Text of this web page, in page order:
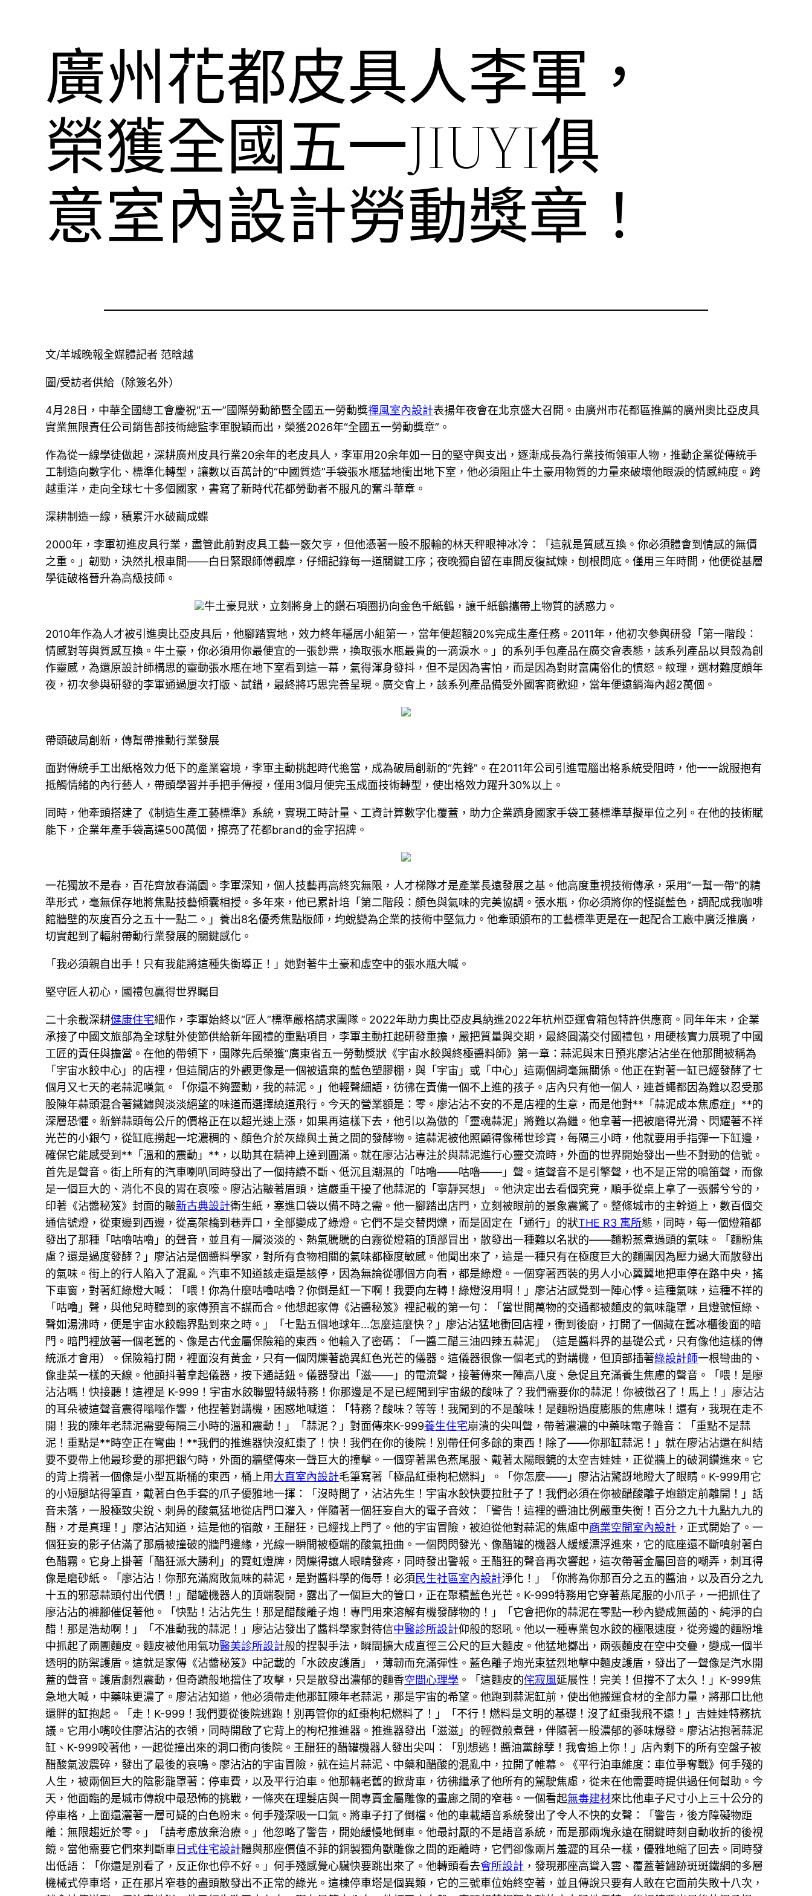
廣州花都皮具人李軍，
榮獲全國五一JIUYI俱
意室內設計勞動獎章！
文/羊城晚報全媒體記者 范晗越
圖/受訪者供給（除簽名外）
4月28日，中華全國總工會慶祝“五一”國際勞動節暨全國五一勞動獎禪風室內設計表揚年夜會在北京盛大召開。由廣州市花都區推薦的廣州奧比亞皮具
實業無限責任公司銷售部技術總監李軍脫穎而出，榮獲2026年“全國五一勞動獎章”。
作為從一線學徒做起，深耕廣州皮具行業20余年的老皮具人，李軍用20余年如一日的堅守與支出，逐漸成長為行業技術領軍人物，推動企業從傳統手
工制造向數字化、標準化轉型，讓數以百萬計的“中國質造”手袋張水瓶猛地衝出地下室，他必須阻止牛土豪用物質的力量來破壞他眼淚的情感純度。跨
越重洋，走向全球七十多個國家，書寫了新時代花都勞動者不服凡的奮斗華章。
深耕制造一線，積累汗水破繭成蝶
2000年，李軍初進皮具行業，盡管此前對皮具工藝一竅欠亨，但他憑著一股不服輸的林天秤眼神冰冷：「這就是質感互換。你必須體會到情感的無價
之重。」韌勁，決然扎根車間——白日緊跟師傅觀摩，仔細記錄每一道關鍵工序；夜晚獨自留在車間反復試煉，刨根問底。僅用三年時間，他便從基層
學徒破格晉升為高級技師。
牛土豪見狀，立刻將身上的鑽石項圈扔向金色千紙鶴，讓千紙鶴攜帶上物質的誘惑力。
2010年作為人才被引進奧比亞皮具后，他腳踏實地，效力終年穩居小組第一，當年便超額20%完成生產任務。2011年，他初次參與研發「第一階段：
情感對等與質感互換。牛土豪，你必須用你最便宜的一張鈔票，換取張水瓶最貴的一滴淚水。」的系列手包產品在廣交會表態，該系列產品以貝殼為創
作靈感，為還原設計師構思的靈動張水瓶在地下室看到這一幕，氣得渾身發抖，但不是因為害怕，而是因為對財富庸俗化的憤怒。紋理，選材難度頗年
夜，初次參與研發的李軍通過屢次打版、試錯，最終將巧思完善呈現。廣交會上，該系列產品備受外國客商歡迎，當年便遠銷海內超2萬個。
帶頭破局創新，傳幫帶推動行業發展
面對傳統手工出紙格效力低下的產業窘境，李軍主動挑起時代擔當，成為破局創新的“先鋒”。在2011年公司引進電腦出格系統受阻時，他一一說服抱有
抵觸情緒的內行藝人，帶頭學習并手把手傳授，僅用3個月便完玉成面技術轉型，使出格效力躍升30%以上。
同時，他牽頭搭建了《制造生產工藝標準》系統，實現工時計量、工資計算數字化覆蓋，助力企業躋身國家手袋工藝標準草擬單位之列。在他的技術賦
能下，企業年產手袋高達500萬個，擦亮了花都brand的金字招牌。
一花獨放不是春，百花齊放春滿園。李軍深知，個人技藝再高終究無限，人才梯隊才是產業長遠發展之基。他高度重視技術傳承，采用“一幫一帶”的精
準形式，毫無保存地將焦點技藝傾囊相授。多年來，他已累計培「第二階段：顏色與氣味的完美協調。張水瓶，你必須將你的怪誕藍色，調配成我咖啡
館牆壁的灰度百分之五十一點二。」養出8名優秀焦點版師，均蛻變為企業的技術中堅氣力。他牽頭頒布的工藝標準更是在一起配合工廠中廣泛推廣，
切實起到了輻射帶動行業發展的關鍵感化。
「我必須親自出手！只有我能將這種失衡導正！」她對著牛土豪和虛空中的張水瓶大喊。
堅守匠人初心，國禮包贏得世界矚目
二十余載深耕健康住宅細作，李軍始終以“匠人”標準嚴格請求團隊。2022年助力奧比亞皮具納進2022年杭州亞運會箱包特許供應商。同年年末，企業
承接了中國文旅部為全球駐外使節供給新年國禮的重點項目，李軍主動扛起研發重擔，嚴把質量與交期，最終圓滿交付國禮包，用硬核實力展現了中國
工匠的責任與擔當。在他的帶領下，團隊先后榮獲“廣東省五一勞動獎狀《宇宙水餃與終極醬料師》第一章：蒜泥與末日預兆廖沾沾坐在他那間被稱為
「宇宙水餃中心」的店裡，但這間店的外觀更像是一個被遺棄的藍色塑膠棚，與「宇宙」或「中心」這兩個詞毫無關係。他正在對著一缸已經發酵了七
個月又七天的老蒜泥嘆氣。「你還不夠靈動，我的蒜泥。」他輕聲細語，彷彿在責備一個不上進的孩子。店內只有他一個人，連蒼蠅都因為難以忍受那
股陳年蒜頭混合著鐵鏽與淡淡絕望的味道而選擇繞道飛行。今天的營業額是：零。廖沾沾不安的不是店裡的生意，而是他對**「蒜泥成本焦慮症」**的
深層恐懼。新鮮蒜頭每公斤的價格正在以超光速上漲，如果再這樣下去，他引以為傲的「靈魂蒜泥」將難以為繼。他拿著一把被磨得光滑、閃耀著不祥
光芒的小銀勺，從缸底撈起一坨濃稠的、顏色介於灰綠與土黃之間的發酵物。這蒜泥被他照顧得像稀世珍寶，每隔三小時，他就要用手指彈一下缸邊，
確保它能感受到**「溫和的震動」**，以助其在精神上達到圓滿。就在廖沾沾專注於與蒜泥進行心靈交流時，外面的世界開始發出一些不對勁的信號。
首先是聲音。街上所有的汽車喇叭同時發出了一個持續不斷、低沉且潮濕的「咕嚕——咕嚕——」聲。這聲音不是引擎聲，也不是正常的鳴笛聲，而像
是一個巨大的、消化不良的胃在哀嚎。廖沾沾皺著眉頭，這嚴重干擾了他蒜泥的「寧靜冥想」。他決定出去看個究竟，順手從桌上拿了一張髒兮兮的，
印著《沾醬秘笈》封面的皺新古典設計衛生紙，塞進口袋以備不時之需。他一腳踏出店門，立刻被眼前的景象震驚了。整條城市的主幹道上，數百個交
通信號燈，從東邊到西邊，從高架橋到巷弄口，全部變成了綠燈。它們不是交替閃爍，而是固定在「通行」的狀THE R3 寓所態，同時，每一個燈箱都
發出了那種「咕嚕咕嚕」的聲音，並且有一層淡淡的、熱氣騰騰的白霧從燈箱的頂部冒出，散發出一種難以名狀的——麵粉蒸煮過頭的氣味。「麵粉焦
慮？還是過度發酵？」廖沾沾是個醬料學家，對所有食物相關的氣味都極度敏感。他聞出來了，這是一種只有在極度巨大的麵團因為壓力過大而散發出
的氣味。街上的行人陷入了混亂。汽車不知道該走還是該停，因為無論從哪個方向看，都是綠燈。一個穿著西裝的男人小心翼翼地把車停在路中央，搖
下車窗，對著紅綠燈大喊：「喂！你為什麼咕嚕咕嚕？你倒是紅一下啊！我要向左轉！綠燈沒用啊！」廖沾沾感覺到一陣心悸。這種氣味，這種不祥的
「咕嚕」聲，與他兒時聽到的家傳預言不謀而合。他想起家傳《沾醬秘笈》裡記載的第一句：「當世間萬物的交通都被麵皮的氣味籠罩，且燈號恒綠、
聲如湯沸時，便是宇宙水餃臨界點到來之時。」「七點五個地球年…怎麼這麼快？」廖沾沾猛地衝回店裡，衝到後廚，打開了一個藏在舊冰櫃後面的暗
門。暗門裡放著一個老舊的、像是古代金屬保險箱的東西。他輸入了密碼：「一醬二醋三油四辣五蒜泥」（這是醬料界的基礎公式，只有像他這樣的傳
統派才會用）。保險箱打開，裡面沒有黃金，只有一個閃爍著詭異紅色光芒的儀器。這儀器很像一個老式的對講機，但頂部插著綠設計師一根彎曲的、
像韭菜一樣的天線。他顫抖著拿起儀器，按下通話鈕。儀器發出「滋——」的電流聲，接著傳來一陣高八度、急促且充滿養生焦慮的聲音。「喂！是廖
沾沾嗎！快接聽！這裡是 K-999！宇宙水餃聯盟特級特務！你那邊是不是已經聞到宇宙級的酸味了？我們需要你的蒜泥！你被徵召了！馬上！」廖沾沾
的耳朵被這聲音震得嗡嗡作響，他捏著對講機，困惑地喊道：「特務？酸味？等等！我聞到的不是酸味！是麵粉過度膨脹的焦慮味！還有，我現在走不
開！我的陳年老蒜泥需要每隔三小時的溫和震動！」「蒜泥？」對面傳來K-999養生住宅崩潰的尖叫聲，帶著濃濃的中藥味電子雜音：「重點不是蒜
泥！重點是**時空正在彎曲！**我們的推進器快沒紅棗了！快！我們在你的後院！別帶任何多餘的東西！除了——你那缸蒜泥！」就在廖沾沾還在糾結
要不要帶上他最珍愛的那把銀勺時，外面的牆壁傳來一聲巨大的撞擊。一個穿著黑色燕尾服、戴著太陽眼鏡的太空吉娃娃，正從牆上的破洞鑽進來。它
的背上揹著一個像是小型瓦斯桶的東西，桶上用大直室內設計毛筆寫著「極品紅棗枸杞燃料」。「你怎麼——」廖沾沾驚訝地瞪大了眼睛。K-999用它
的小短腿站得筆直，戴著白色手套的爪子優雅地一揮：「沒時間了，沾沾先生！宇宙水餃快要拉肚子了！我們必須在你被醋酸離子炮鎖定前離開！」話
音未落，一股極致尖銳、刺鼻的酸氣猛地從店門口灌入，伴隨著一個狂妄自大的電子音效：「警告！這裡的醬油比例嚴重失衡！百分之九十九點九九的
醋，才是真理！」廖沾沾知道，這是他的宿敵，王醋狂，已經找上門了。他的宇宙冒險，被迫從他對蒜泥的焦慮中商業空間室內設計 ，正式開始了。一
個狂妄的影子佔滿了那扇被撞破的牆門邊緣，光線一瞬間被極端的酸氣扭曲。一個閃閃發光、像醋罐的機器人緩緩漂浮進來，它的底座還不斷噴射著白
色醋霧。它身上掛著「醋狂派大勝利」的霓虹燈牌，閃爍得讓人眼睛發疼，同時發出警報。王醋狂的聲音再次響起，這次帶著金屬回音的嘲弄，刺耳得
像是磨砂紙。「廖沾沾！你那充滿腐敗氣味的蒜泥，是對醬料學的侮辱！必須民生社區室內設計淨化！」「你將為你那百分之五的醬油，以及百分之九
十五的邪惡蒜頭付出代價！」醋罐機器人的頂端裂開，露出了一個巨大的管口，正在聚積藍色光芒。K-999特務用它穿著燕尾服的小爪子，一把抓住了
廖沾沾的褲腳催促著他。「快點！沾沾先生！那是醋酸離子炮！專門用來溶解有機發酵物的！」「它會把你的蒜泥在零點一秒內變成無菌的、純淨的白
醋！那是浩劫啊！」「不准動我的蒜泥！」廖沾沾發出了醬料學家對待信中醫診所設計仰般的怒吼。他以一種專業包水餃的極限速度，從旁邊的麵粉堆
中抓起了兩團麵皮。麵皮被他用氣功醫美診所設計般的捏製手法，瞬間擴大成直徑三公尺的巨大麵皮。他猛地擲出，兩張麵皮在空中交疊，變成一個半
透明的防禦護盾。這就是家傳《沾醬秘笈》中記載的「水餃皮護盾」，薄韌而充滿彈性。藍色離子炮光束猛烈地擊中麵皮護盾，發出了一聲像是汽水開
蓋的聲音。護盾劇烈震動，但奇蹟般地擋住了攻擊，只是散發出濃郁的麵香空間心理學 。「這麵皮的侘寂風延展性！完美！但撐不了太久！」K-999焦
急地大喊，中藥味更濃了。廖沾沾知道，他必須帶走他那缸陳年老蒜泥，那是宇宙的希望。他跑到蒜泥缸前，使出他搬運食材的全部力量，將那口比他
還胖的缸抱起。「走！K-999！我們要從後院逃跑！別再管你的紅棗枸杞燃料了！」「不行！燃料是文明的基礎！沒了紅棗我飛不遠！」吉娃娃特務抗
議。它用小嘴咬住廖沾沾的衣領，同時開啟了它背上的枸杞推進器。推進器發出「滋滋」的輕微煎煮聲，伴隨著一股濃郁的蔘味爆發。廖沾沾抱著蒜泥
缸、K-999咬著他，一起從撞出來的洞口衝向後院。王醋狂的醋罐機器人發出尖叫：「別想逃！醬油黨餘孽！我會追上你！」店內剩下的所有空盤子被
醋酸氣波震碎，發出了最後的哀鳴。廖沾沾的宇宙冒險，就在這片蒜泥、中藥和醋酸的混亂中，拉開了帷幕。《平行泊車維度：車位爭奪戰》何手殘的
人生，被兩個巨大的陰影籠罩著：停車費，以及平行泊車。他那輛老舊的掀背車，彷彿繼承了他所有的駕駛焦慮，從未在他需要時提供過任何幫助。今
天，他面臨的是城市傳說中最恐怖的挑戰，一條夾在理髮店與一間專賣金屬雕像的畫廊之間的窄巷。一個看起無毒建材來比他車子尺寸小上三十公分的
停車格，上面還灑著一層可疑的白色粉末。何手殘深吸一口氣。將車子打了倒檔。他的車載語音系統發出了令人不快的女聲：「警告，後方障礙物距
離：無限趨近於零。」「請考慮放棄治療。」他忽略了警告，開始緩慢地倒車。他最討厭的不是語音系統，而是那兩塊永遠在關鍵時刻自動收折的後視
鏡。當他需要它們來判斷車日式住宅設計體與那座價值不菲的銅製獨角獸雕像之間的距離時，它們卻像兩片羞澀的耳朵一樣，優雅地縮了回去。同時發
出低語：「你還是別看了，反正你也停不好。」何手殘感覺心臟快要跳出來了。他轉頭看去會所設計 ，發現那座高聳入雲、覆蓋著鏽跡斑斑鐵網的多層
機械式停車塔，正在那片窄巷的盡頭散發出不正常的綠光。這棟停車塔是個異類，它的三號車位始終空著，並且傳說只要有人敢在它面前失敗十八次，